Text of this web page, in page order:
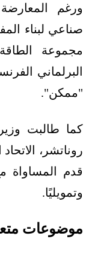
ورغم
صناعي لبناء
مجموعة
البرلماني
"ممكن".
كما طالبت
روناتشر،
قدم المساواة
وتمويليًا.
موضوعات